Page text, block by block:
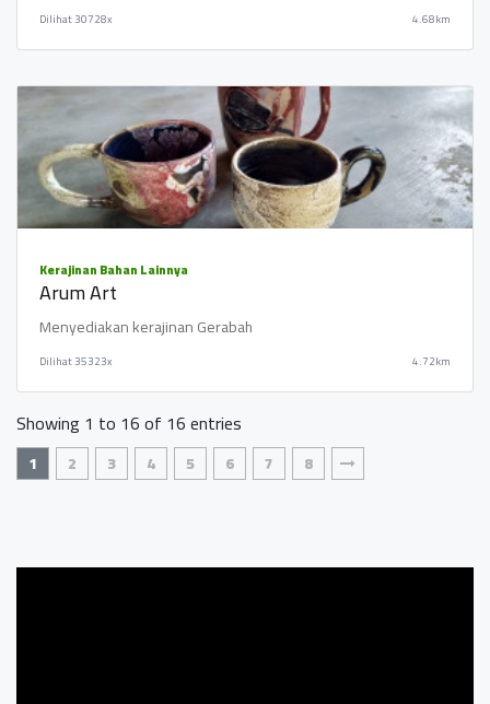
Dilihat30728x 4.68km
Kerajinan Bahan Lainnya
Arum Art
Menyediakan kerajinan Gerabah
Dilihat35323x 4.72km
Showing 1 to 16 of 16 entries
1 2 3 4 5 6 7 8